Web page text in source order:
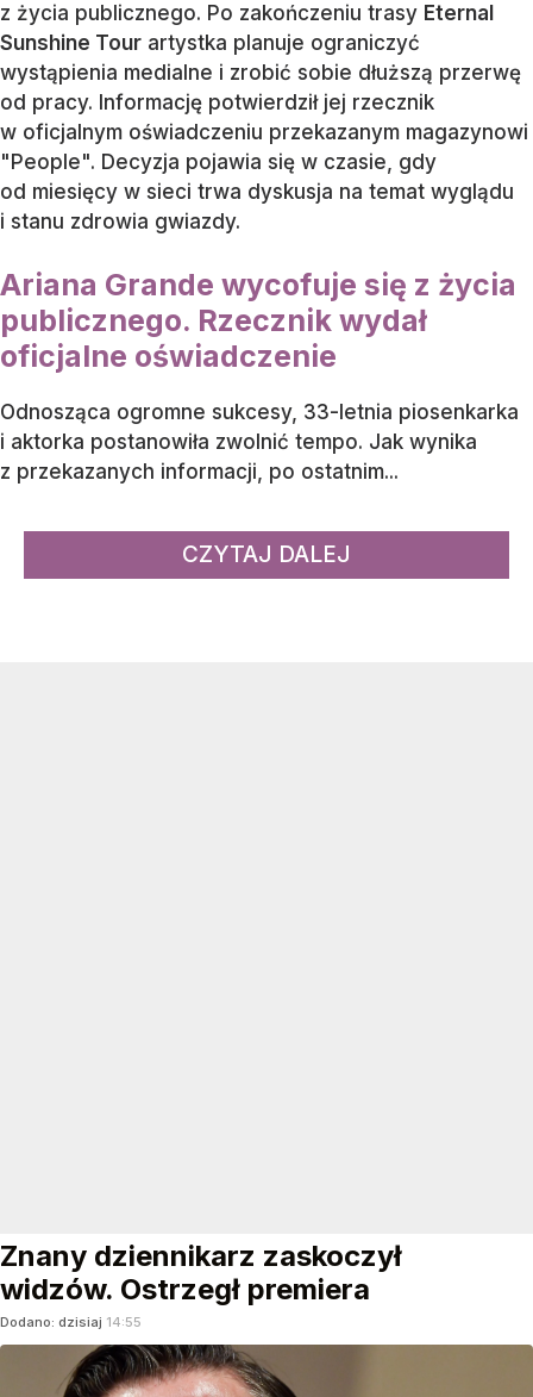
z życia publicznego. Po zakończeniu trasy Eternal
Sunshine Tour artystka planuje ograniczyć
wystąpienia medialne i zrobić sobie dłuższą przerwę
od pracy. Informację potwierdził jej rzecznik
w oficjalnym oświadczeniu przekazanym magazynowi
"People". Decyzja pojawia się w czasie, gdy
od miesięcy w sieci trwa dyskusja na temat wyglądu
i stanu zdrowia gwiazdy.
Ariana Grande wycofuje się z życia
publicznego. Rzecznik wydał
oficjalne oświadczenie
Odnosząca ogromne sukcesy, 33-letnia piosenkarka
i aktorka postanowiła zwolnić tempo. Jak wynika
z przekazanych informacji, po ostatnim...
CZYTAJ DALEJ
Znany dziennikarz zaskoczył
widzów. Ostrzegł premiera
Dodano: dzisiaj 14:55